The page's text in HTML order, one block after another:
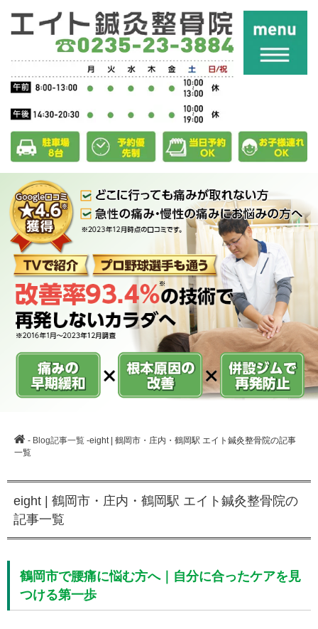
- Blog記事一覧 -eight | 鶴岡市・庄内・鶴岡駅 エイト鍼灸整骨院の記事
一覧
eight | 鶴岡市・庄内・鶴岡駅 エイト鍼灸整骨院の
記事一覧
鶴岡市で腰痛に悩む方へ｜自分に合ったケアを見
つける第一歩